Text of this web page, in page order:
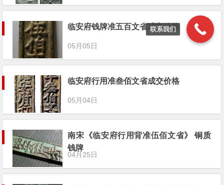
临安府钱牌准五百文省成交价格
05月05日
临安府行用准叁佰文省成交价格
05月04日
南宋《临安府行用背准伍佰文省》 铜质
钱牌
04月25日
联系我们